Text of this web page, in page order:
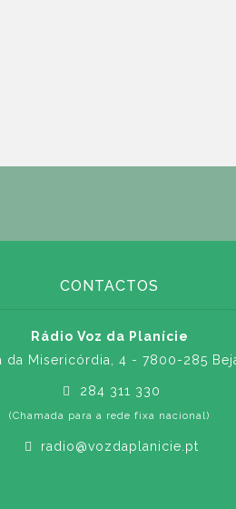
CONTACTOS
Rádio Voz da Planície
da Misericórdia, 4 - 7800-285
284 311 330
(Chamada para a rede fixa nacional)
radio@vozdaplanicie.pt